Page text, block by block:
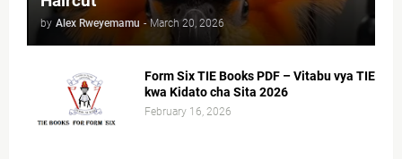
by Alex Rweyemamu - March 20, 2026
Form Six TIE Books PDF – Vitabu vya TIE
kwa Kidato cha Sita 2026
February 16, 2026